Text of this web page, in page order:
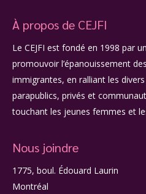
À propos de CEJFI
Le CEJFI est fondé en 1998 par
promouvoir l’épanouissement
immigrantes, en ralliant les
parapublics, privés et
touchant les jeunes femmes et
Nous joindre
1775, boul. Édouard Laurin
Montréal